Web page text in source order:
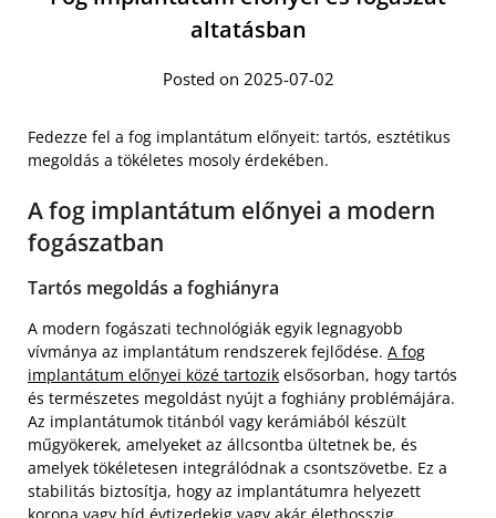
altatásban
Posted on 2025-07-02
Fedezze fel a fog implantátum előnyeit: tartós, esztétikus
megoldás a tökéletes mosoly érdekében.
A fog implantátum előnyei a modern
fogászatban
Tartós megoldás a foghiányra
A modern fogászati technológiák egyik legnagyobb
vívmánya az implantátum rendszerek fejlődése. A fog
implantátum előnyei közé tartozik elsősorban, hogy tartós
és természetes megoldást nyújt a foghiány problémájára.
Az implantátumok titánból vagy kerámiából készült
műgyökerek, amelyeket az állcsontba ültetnek be, és
amelyek tökéletesen integrálódnak a csontszövetbe. Ez a
stabilitás biztosítja, hogy az implantátumra helyezett